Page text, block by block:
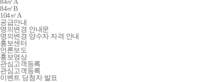
84㎡A
84㎡B
104㎡A
공급안내
명의변경 안내문
명의변경 양수자 자격 안내
홍보센터
언론보도
홍보영상
관심고객등록
관심고객등록
이벤트 당첨자 발표